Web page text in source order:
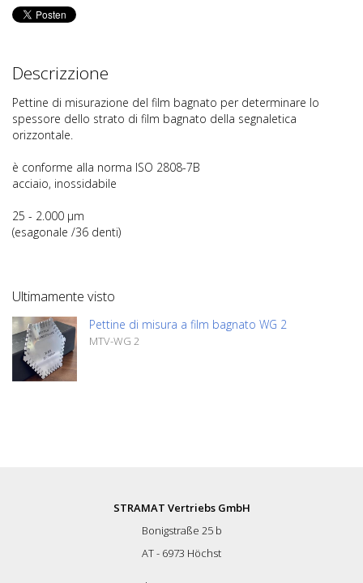
Descrizzione
Pettine di misurazione del film bagnato per determinare lo
spessore dello strato di film bagnato della segnaletica
orizzontale.
è conforme alla norma ISO 2808-7B
acciaio, inossidabile
25 - 2.000 µm
(esagonale /36 denti)
Ultimamente visto
Pettine di misura a film bagnato WG 2
MTV-WG 2
STRAMAT Vertriebs GmbH
Bonigstraße 25 b
AT - 6973 Höchst